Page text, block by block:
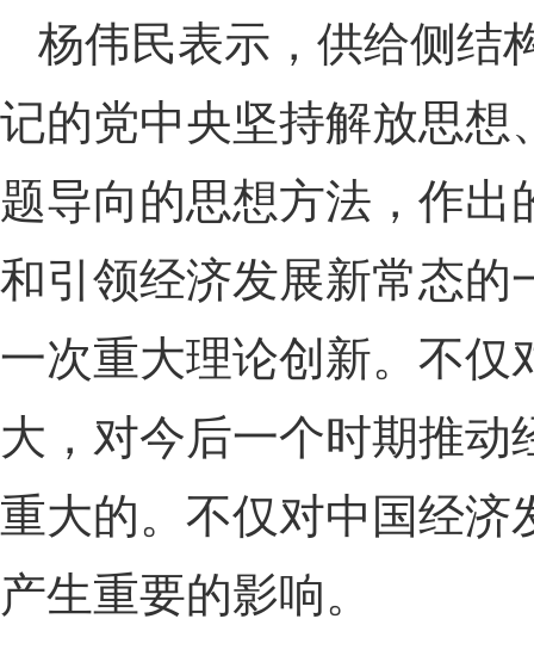
杨伟民表示，供给侧结
记的党中央坚持解放思想
题导向的思想方法，作
和引领经济发展新常态的
一次重大理论创新。不仅
大，对今后一个时期推
重大的。不仅对中国经济
产生重要的影响。